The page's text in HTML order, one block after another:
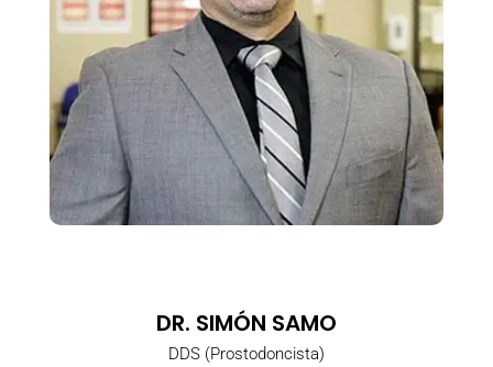
DR. SIMÓN SAMO
DDS (Prostodoncista)